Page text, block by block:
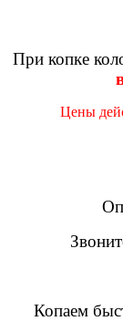
При копке
Цены
Копаем